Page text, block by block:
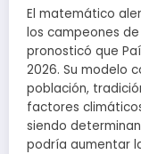
El matemático
los campeones de
pronosticó que
2026. Su modelo
población,
factores
siendo
podría aumentar